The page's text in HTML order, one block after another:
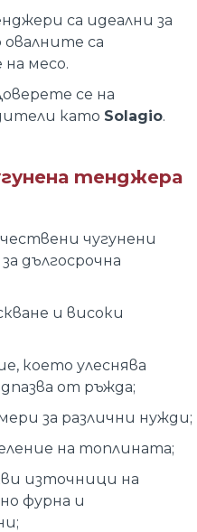
са идеални за
овалните са
месо.
се на
като Solagio.
тенджера
чугунени
дългосрочна
и високи
което улеснява
от ръжда;
за различни нужди;
на топлината;
източници на
фурна и